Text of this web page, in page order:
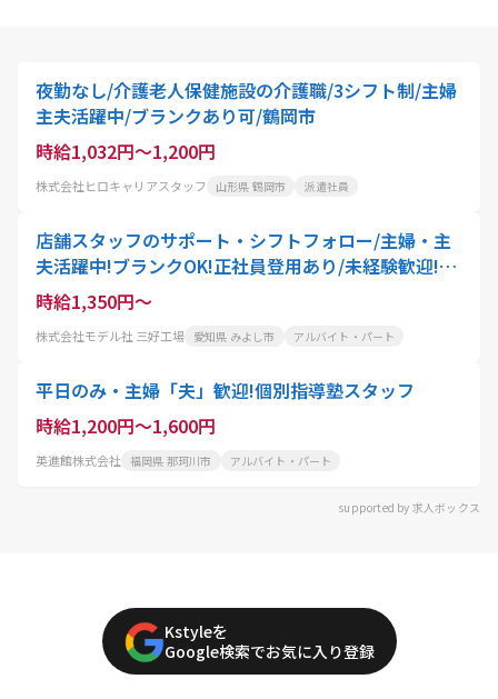
夜勤なし/介護老人保健施設の介護職/3シフト制/主婦
主夫活躍中/ブランクあり可/鶴岡市
時給1,032円～1,200円
株式会社ヒロキャリアスタッフ 山形県 鶴岡市 派遣社員
店舗スタッフのサポート・シフトフォロー/主婦・主
夫活躍中!ブランクOK!正社員登用あり/未経験歓迎!ク
リーニング代50%OFF
時給1,350円～
株式会社モデル社 三好工場 愛知県 みよし市 アルバイト・パート
平日のみ・主婦「夫」歓迎!個別指導塾スタッフ
時給1,200円～1,600円
英進館株式会社 福岡県 那珂川市 アルバイト・パート
supported by 求人ボックス
Kstyleを
Google検索でお気に入り登録